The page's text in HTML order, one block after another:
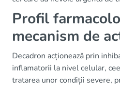
Profil
mecanism de
Decadron acționează prin
inflamatorii la nivel celular,
tratarea unor condiții severe,